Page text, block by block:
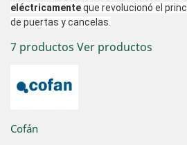
eléctricamenteque revolucionó el
de puertas y cancelas.
7 productos Ver productos
Cofán